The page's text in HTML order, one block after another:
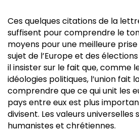
Ces quelques citations de la
suffisent pour comprendre le
moyens pour une meilleure
sujet de l’Europe et des
il insister sur le fait que, comme
idéologies politiques, l’union fait
comprendre que ce qui unit les
pays entre eux est plus
divisent. Les valeurs universelles
humanistes et chrétiennes.